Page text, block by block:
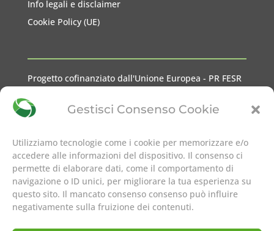
Gestisci Consenso Cookie
Utilizziamo tecnologie come i cookie per memorizzare e/o
accedere alle informazioni del dispositivo. Il consenso ci
permette di elaborare dati, come il comportamento di
navigazione o ID unici, per migliorare la tua esperienza su
questo sito. Il mancato consenso consenso può influire
negativamente sulla fruizione dei contenuti.
Info legali e disclaimer
Cookie Policy (UE)
Progetto cofinanziato dall'Unione Europea - PR FESR
seguici su